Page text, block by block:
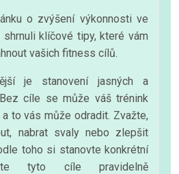
o zvýšení výkonnosti ve
klíčové tipy, které vám
vašich fitness cílů.
je stanovení jasných a
cíle se může váš trénink
to vás může odradit. Zvažte,
nabrat svaly nebo zlepšit
toho si stanovte konkrétní
tyto cíle pravidelně